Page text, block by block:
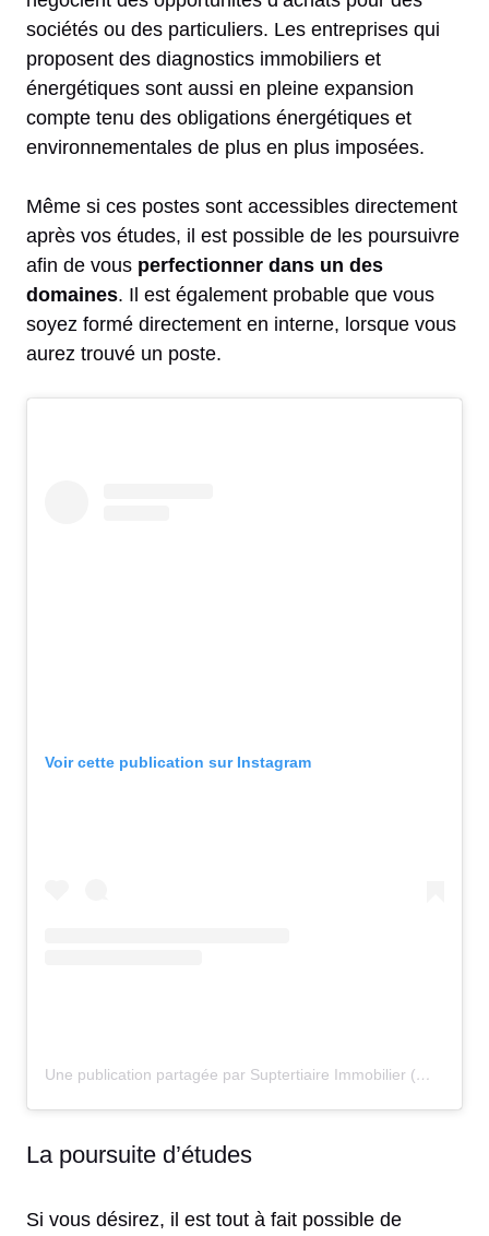
sociétés ou des particuliers. Les entreprises qui
proposent des diagnostics immobiliers et
énergétiques sont aussi en pleine expansion
compte tenu des obligations énergétiques et
environnementales de plus en plus imposées.
Même si ces postes sont accessibles directement
après vos études, il est possible de les poursuivre
afin de vous perfectionner dans un des
domaines. Il est également probable que vous
soyez formé directement en interne, lorsque vous
aurez trouvé un poste.
Voir cette publication sur Instagram
Une publication partagée par Suptertiaire Immobilier (@suptertiaire_immobilier)
La poursuite d’études
Si vous désirez, il est tout à fait possible de